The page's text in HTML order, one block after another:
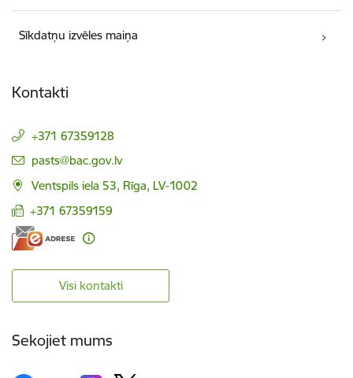
Sīkdatņu izvēles maiņa
Kontakti
+371 67359128
E-pasts:
pasts@bac.gov.lv
Ventspils iela 53, Rīga, LV-1002
+371 67359159
Visi kontakti
Sekojiet mums